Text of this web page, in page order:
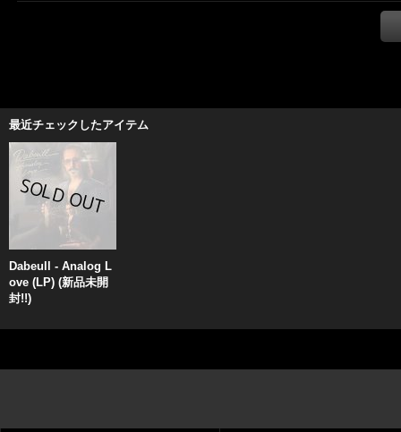
最近チェックしたアイテム
Dabeull - Analog L
ove (LP) (新品未開
封!!)